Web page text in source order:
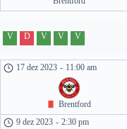
V D V V V
17 dez 2023 - 11:00 am
Brentford
9 dez 2023 - 2:30 pm